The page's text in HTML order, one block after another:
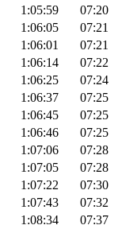
1:05:59 07:20
1:06:05
07:21
1:06:01 07:21
1:06:14 07:22
1:06:25 07:24
1:06:37 07:25
1:06:45
07:25
1:06:46 07:25
1:07:06 07:28
1:07:05 07:28
1:07:22 07:30
1:07:43 07:32
1:08:34 07:37